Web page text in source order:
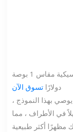
مقاس 1 بوصة
دولارًا تسوق الآن
يوصي بهذا النموذج ،
في الأطراف ، مما